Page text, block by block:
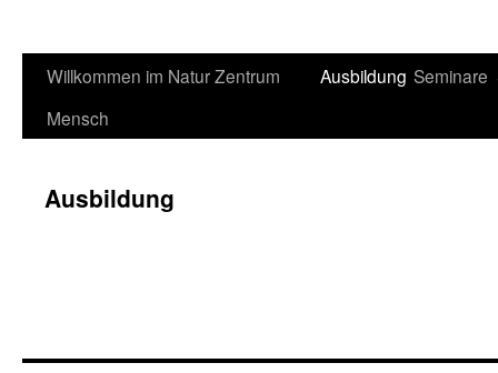
Willkommen im Natur Zentrum
Mensch
Ausbildung Seminare
Ausbildung